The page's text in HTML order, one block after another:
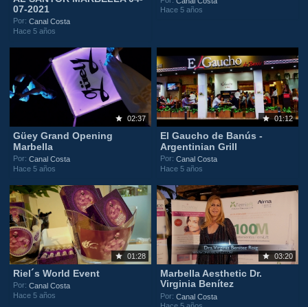
07-2021
Por:Canal Costa
Hace 5 años
Hace 5 años
02:37
Güey Grand Opening
Marbella
Por:Canal Costa
Hace 5 años
01:12
El Gaucho de Banús -
Argentinian Grill
Por:Canal Costa
Hace 5 años
01:28
Riel´s World Event
Por:Canal Costa
Hace 5 años
03:20
Marbella Aesthetic Dr.
Virginia Benítez
Por:Canal Costa